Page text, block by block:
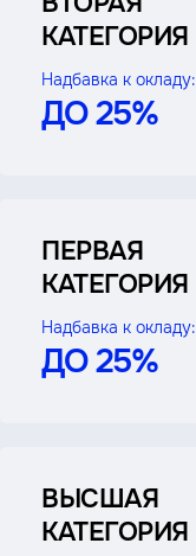
КАТЕГОРИЯ
Надбавка к окладу:
ДО 25%
ПЕРВАЯ
КАТЕГОРИЯ
Надбавка к окладу:
ДО 25%
ВЫСШАЯ
КАТЕГОРИЯ